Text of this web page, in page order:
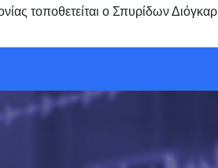
τοποθετείται ο Σπυρίδων